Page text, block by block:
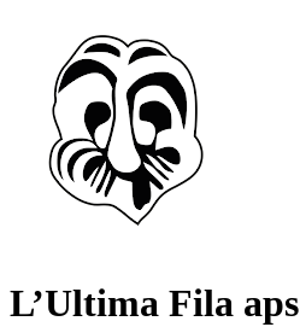
L’Ultima Fila aps